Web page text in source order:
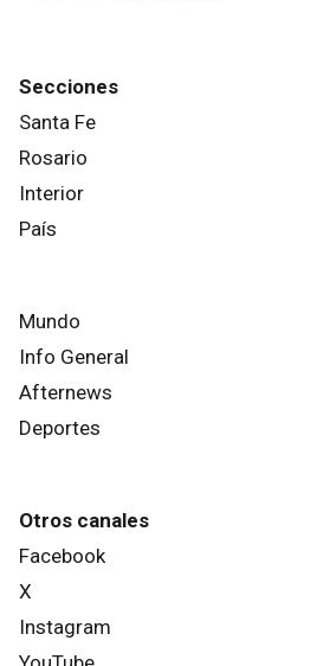
Secciones
Santa Fe
Rosario
Interior
País
Mundo
Info General
Afternews
Deportes
Otros canales
Facebook
X
Instagram